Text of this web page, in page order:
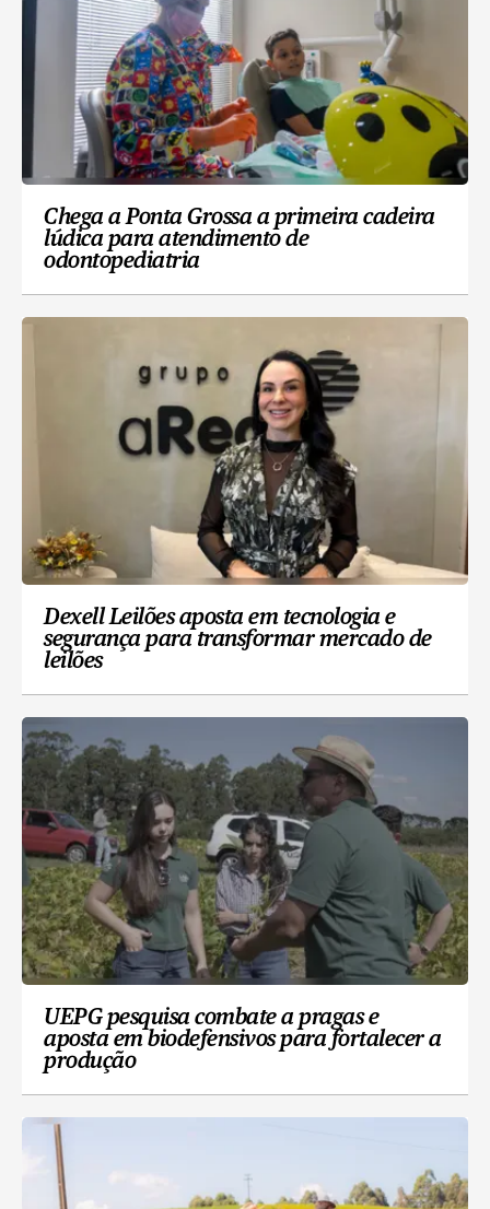
Chega a Ponta Grossa a primeira cadeira
lúdica para atendimento de
odontopediatria
Dexell Leilões aposta em tecnologia e
segurança para transformar mercado de
leilões
UEPG pesquisa combate a pragas e
aposta em biodefensivos para fortalecer a
produção